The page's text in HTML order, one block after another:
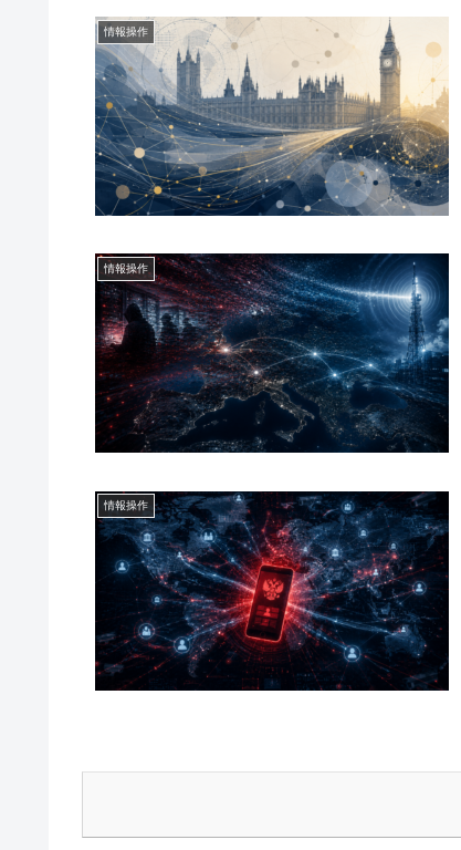
情報操作
情報操作
情報操作